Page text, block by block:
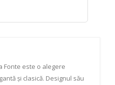
Fonte este o alegere
și clasică. Designul său